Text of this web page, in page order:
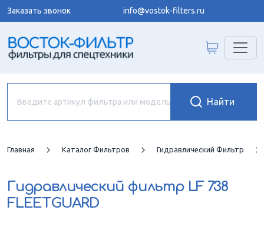
Заказать звонок info@vostok-filters.ru
Главная Каталог Фильтров Гидравлический Фильтр
Гидравлический фильтр LF 738
FLEETGUARD